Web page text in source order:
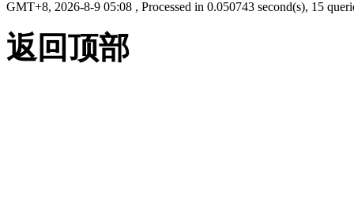
GMT+8, 2026-8-9 05:08 , Processed in 0.050743 second(s), 15
返回顶部